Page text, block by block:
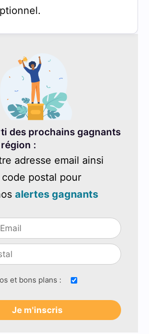
des prochains gagnants
:
adresse email ainsi
postal pour
alertes gagnants
et bons plans :